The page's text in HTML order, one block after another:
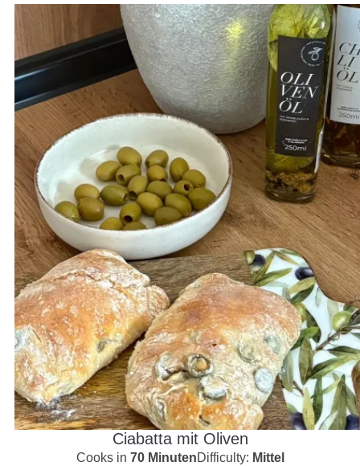
Ciabatta mit Oliven
Cooks in 70 MinutenDifficulty: Mittel